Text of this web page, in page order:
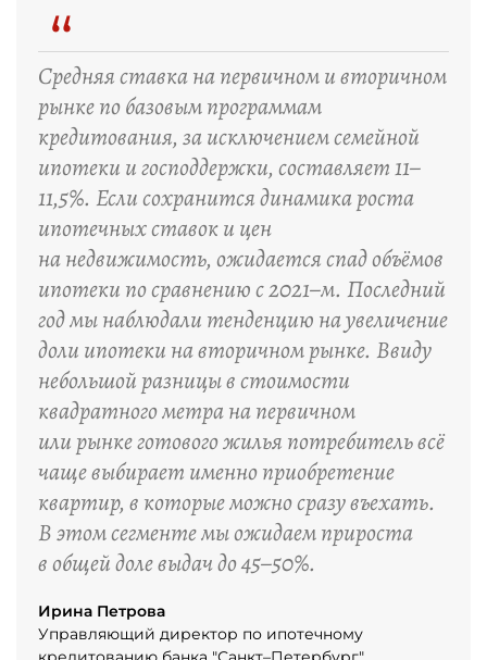
“
Средняя ставка на первичном и вторичном
рынке по базовым программам
кредитования, за исключением семейной
ипотеки и господдержки, составляет 11–
11,5%. Если сохранится динамика роста
ипотечных ставок и цен
на недвижимость, ожидается спад объёмов
ипотеки по сравнению с 2021–м. Последний
год мы наблюдали тенденцию на увеличение
доли ипотеки на вторичном рынке. Ввиду
небольшой разницы в стоимости
квадратного метра на первичном
или рынке готового жилья потребитель всё
чаще выбирает именно приобретение
квартир, в которые можно сразу въехать.
В этом сегменте мы ожидаем прироста
в общей доле выдач до 45–50%.
Ирина Петрова
Управляющий директор по ипотечному